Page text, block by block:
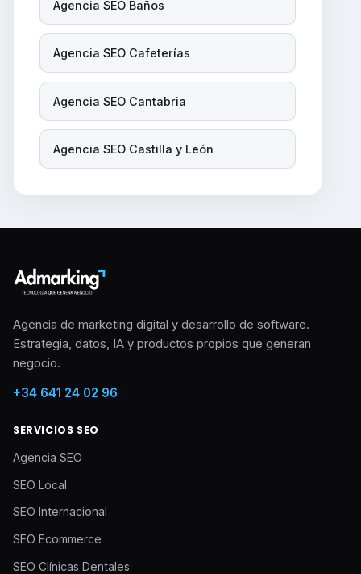
Agencia SEO Baños
Agencia SEO Cafeterías
Agencia SEO Cantabria
Agencia SEO Castilla y León
Agencia de marketing digital y desarrollo de software.
Estrategia, datos, IA y productos propios que generan
negocio.
+34 641 24 02 96
SERVICIOS SEO
Agencia SEO
SEO Local
SEO Internacional
SEO Ecommerce
SEO Clínicas Dentales